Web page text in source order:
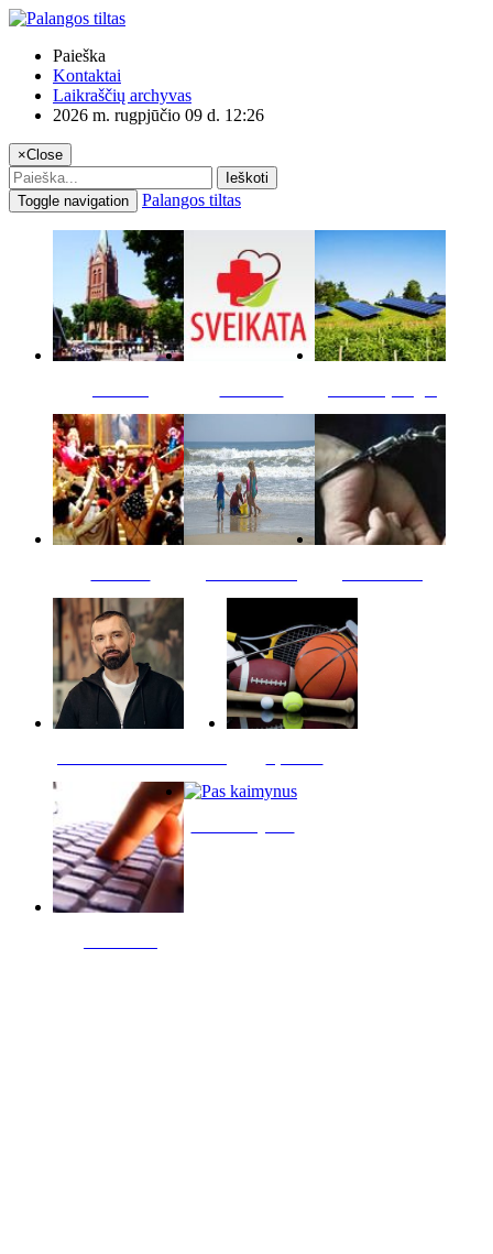
Paieška
Kontaktai
Laikraščių archyvas
2026 m. rugpjūčio 09 d. 12:26
×Close
Ieškoti
Toggle navigation
Palangos tiltas